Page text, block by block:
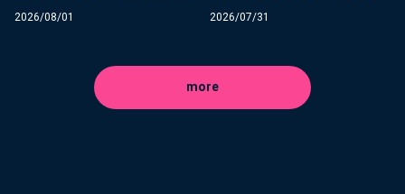
2026/08/01 2026/07/31
more